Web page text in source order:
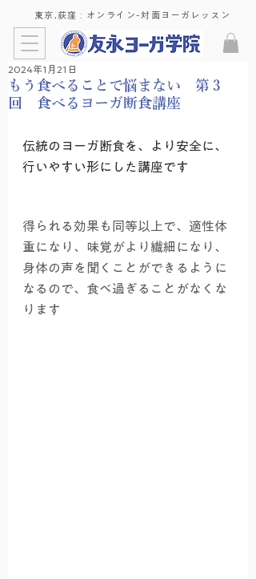
東京,荻窪 : ​オンライン-対面ヨーガレッスン
もう食べることで悩まない 第３
回 食べるヨーガ断食講座
2024年1月21日
伝統のヨーガ断食を、より安全に、
行いやすい形にした講座です
得られる効果も同等以上で、適性体
重になり、味覚がより繊細になり、
身体の声を聞くことができるように
なるので、食べ過ぎることがなくな
ります